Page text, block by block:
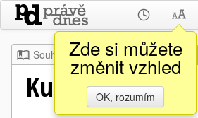
Zde si můžete
změnit vzhled
OK, rozumím
Souhrn Moje Z domova
Kultura Deník.cz